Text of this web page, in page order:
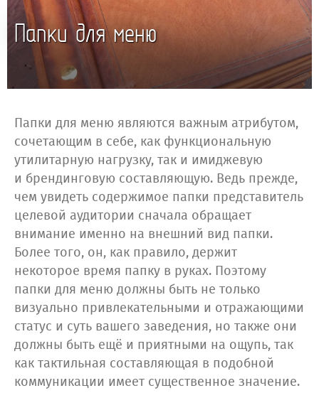
Папки для меню
Папки для меню являются важным атрибутом,
сочетающим в себе, как функциональную
утилитарную нагрузку, так и имиджевую
и брендинговую составляющую. Ведь прежде,
чем увидеть содержимое папки представитель
целевой аудитории сначала обращает
внимание именно на внешний вид папки.
Более того, он, как правило, держит
некоторое время папку в руках. Поэтому
папки для меню должны быть не только
визуально привлекательными и отражающими
статус и суть вашего заведения, но также они
должны быть ещё и приятными на ощупь, так
как тактильная составляющая в подобной
коммуникации имеет существенное значение.